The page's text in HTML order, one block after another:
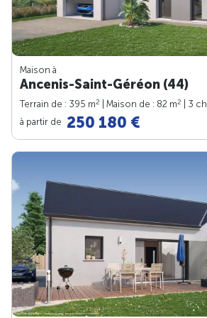
Maison à
Ancenis-Saint-Géréon (44)
Terrain de : 395 m2 | Maison de : 82 m2
| 3 ch.
à partir de 250 180 €